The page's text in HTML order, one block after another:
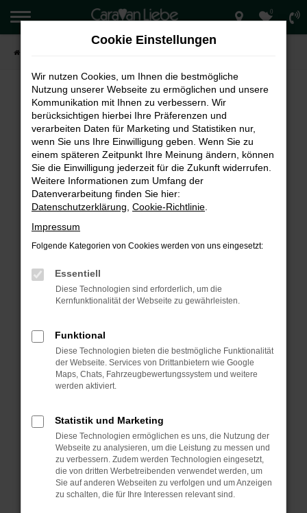
Zum
Hauptinhalt
springen
0
FEHLER: NETWORK ERROR
Beim Laden ist ein Fehler aufgetreten.
Hier sind ein paar Tipps, die dir helfen können:
Überprüfe deine Firewall und deine
Internetverbindung.
Laden andere Webseiten, zum Beispiel deine
Suchmaschine?
Prüfe deine Browsererweiterungen.
können das Laden bestimmter Seiten
verhindern. Funktioniert die Seite in einem
Starte dein Gerät neu.
Das kann manchmal helfen, vorübergehende
Probleme zu beheben.
sind.
Veraltete Software birgt nicht nur ein
Sicherheitsrisiko, sondern kann auch dazu
führen, dass bestimmte Funktionen nicht mehr
unterstützt werden.
Cookie Einstellungen
Wir nutzen Cookies, um Ihnen die bestmögliche
Nutzung unserer Webseite zu ermöglichen und unsere
Kommunikation mit Ihnen zu verbessern. Wir
berücksichtigen hierbei Ihre Präferenzen und
verarbeiten Daten für Marketing und Statistiken nur,
wenn Sie uns Ihre Einwilligung geben. Wenn Sie zu
einem späteren Zeitpunkt Ihre Meinung ändern, können
Sie die Einwilligung jederzeit für die Zukunft widerrufen.
Weitere Informationen zum Umfang der
Datenverarbeitung finden Sie hier:
Datenschutzerklärung Cookie-Richtlinie
Impressum
Folgende Kategorien von Cookies werden von uns eingesetzt:
Essentiell
Diese Technologien sind erforderlich, um die
Kernfunktionalität der Webseite zu gewährleisten.
Funktional
Diese Technologien bieten die bestmögliche Funktionalität
der Webseite. Services von Drittanbietern wie Google
Maps, Chats, Fahrzeugbewertungssystem und weitere
werden aktiviert.
Statistik und Marketing
Diese Technologien ermöglichen es uns, die Nutzung der
Webseite zu analysieren, um die Leistung zu messen und
zu verbessern. Zudem werden Technologien eingesetzt,
die von dritten Werbetreibenden verwendet werden, um
Sie auf anderen Webseiten zu verfolgen und um Anzeigen
zu schalten, die für Ihre Interessen relevant sind.